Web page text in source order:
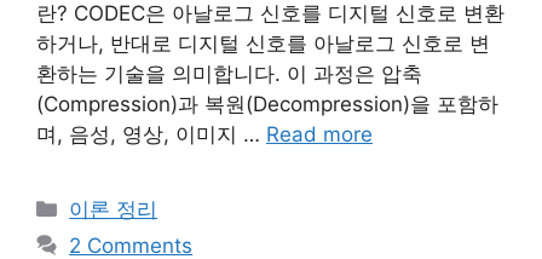
란? CODEC은 아날로그 신호를 디지털 신호로 변환
하거나, 반대로 디지털 신호를 아날로그 신호로 변
환하는 기술을 의미합니다. 이 과정은 압축
(Compression)과 복원(Decompression)을 포함하
며, 음성, 영상, 이미지 … Read more
Categories
이론 정리
2 Comments